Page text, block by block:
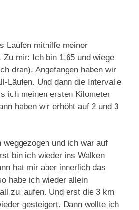
Laufen mithilfe meiner
Zu mir: Ich bin 1,65 und wiege
dran). Angefangen haben wir
Läufen. Und dann die Intervalle
ich meinen ersten Kilometer
haben wir erhöht auf 2 und 3
weggezogen und ich war auf
bin ich wieder ins Walken
hat mir aber innerlich das
habe ich wieder allein
zu laufen. Und erst die 3 km
gesteigert. Dann wollte ich